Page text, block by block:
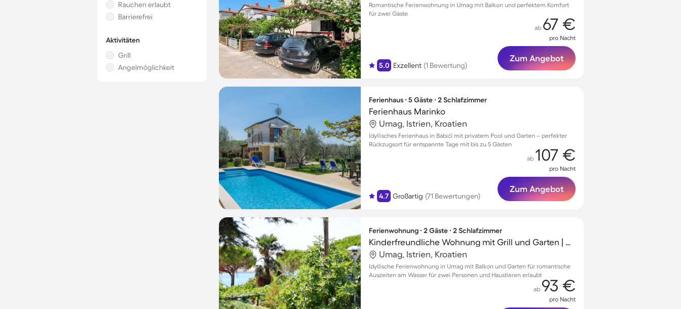
Rauchen erlaubt
Barrierefrei
Aktivitäten
Grill
Angelmöglichkeit
Romantische Ferienwohnung in Umag mit Balkon und perfektem Komfort
für zwei Gäste
5.0 Exzellent (1 Bewertung)
ab 67 €
pro Nacht
Zum Angebot
Ferienhaus ∙ 5 Gäste ∙ 2 Schlafzimmer
Ferienhaus Marinko
Umag, Istrien, Kroatien
Idyllisches Ferienhaus in Babići mit privatem Pool und Garten – perfekter
Rückzugsort für entspannte Tage mit bis zu 5 Gästen
4.7 Großartig (71 Bewertungen)
ab 107 €
pro Nacht
Zum Angebot
Ferienwohnung ∙ 2 Gäste ∙ 2 Schlafzimmer
Kinderfreundliche Wohnung mit Grill und Garten | Nah am Strand | Hunde erlaubt
Umag, Istrien, Kroatien
Idyllische Ferienwohnung in Umag mit Balkon und Garten für romantische
Auszeiten am Wasser für zwei Personen und Haustieren erlaubt
ab 93 €
pro Nacht